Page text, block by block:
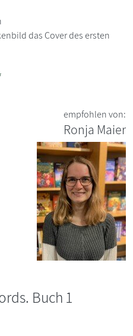
das Cover des ersten
empfohlen von:
Ronja Maier
Buch 1